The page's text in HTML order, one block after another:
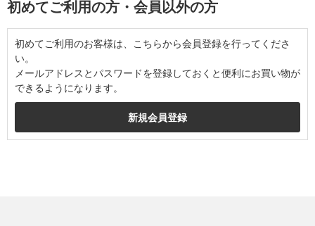
初めてご利用の方・会員以外の方
初めてご利用のお客様は、こちらから会員登録を行ってくださ
い。
メールアドレスとパスワードを登録しておくと便利にお買い物が
できるようになります。